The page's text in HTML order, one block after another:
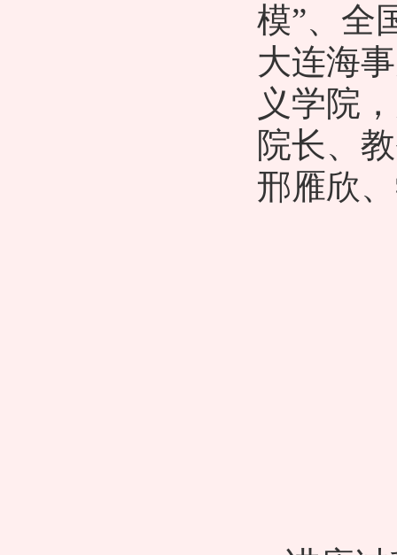
模”、全
大连海
义学院
院长、
邢雁欣